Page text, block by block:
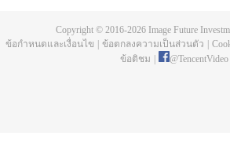
Copyright © 2016-2026Image Future
ข้อกำหนดและเงื่อนไข
ข้อตกลงความเป็นส่วนตัว
ข้อติชม
@TencentVideo